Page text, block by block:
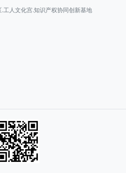
工人文化宫.知识产权协同创新基地